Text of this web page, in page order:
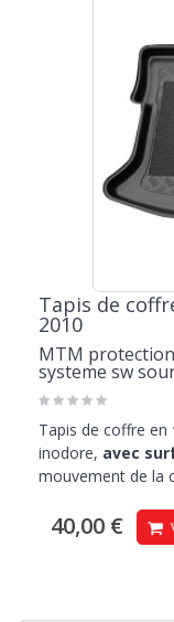
Tapis de
2010
MTM
systeme sw
Tapis de coffre en
inodore, avec
mouvement de la
40,00 €